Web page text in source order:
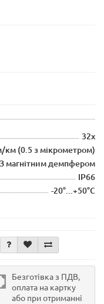
32x
км (0.5 з мікрометром)
З магнітним демпфером
IP66
-20°...+50°C
Безготівка з ПДВ,
оплата на картку
або при отриманні